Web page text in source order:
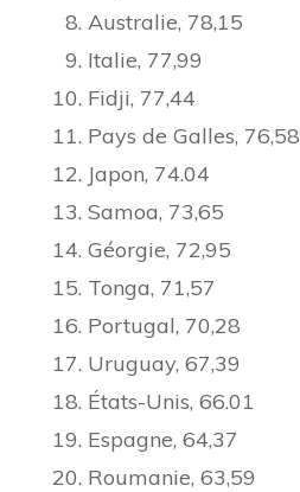
Australie, 78,15
Italie, 77,99
Fidji, 77,44
Pays de Galles, 76,58
Japon, 74.04
Samoa, 73,65
Géorgie, 72,95
Tonga, 71,57
Portugal, 70,28
Uruguay, 67,39
États-Unis, 66.01
Espagne, 64,37
Roumanie, 63,59